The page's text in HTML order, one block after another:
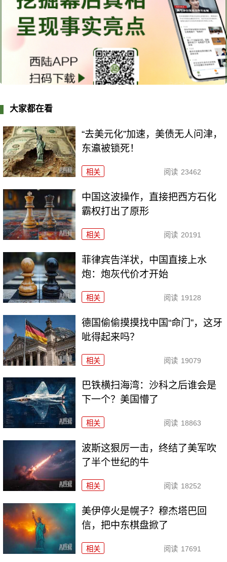
大家都在看
“去美元化”加速，美债无人问津，
东瀛被锁死！
相关 阅读 23462
中国这波操作，直接把西方石化
霸权打出了原形
相关 阅读 20191
菲律宾告洋状，中国直接上水
炮：炮灰代价才开始
相关 阅读 19128
德国偷偷摸摸找中国“命门”，这牙
呲得起来吗？
相关 阅读 19079
巴铁横扫海湾：沙科之后谁会是
下一个？美国懵了
相关 阅读 18863
波斯这狠厉一击，终结了美军吹
了半个世纪的牛
相关 阅读 18252
美伊停火是幌子？穆杰塔巴回
信，把中东棋盘掀了
相关 阅读 17691